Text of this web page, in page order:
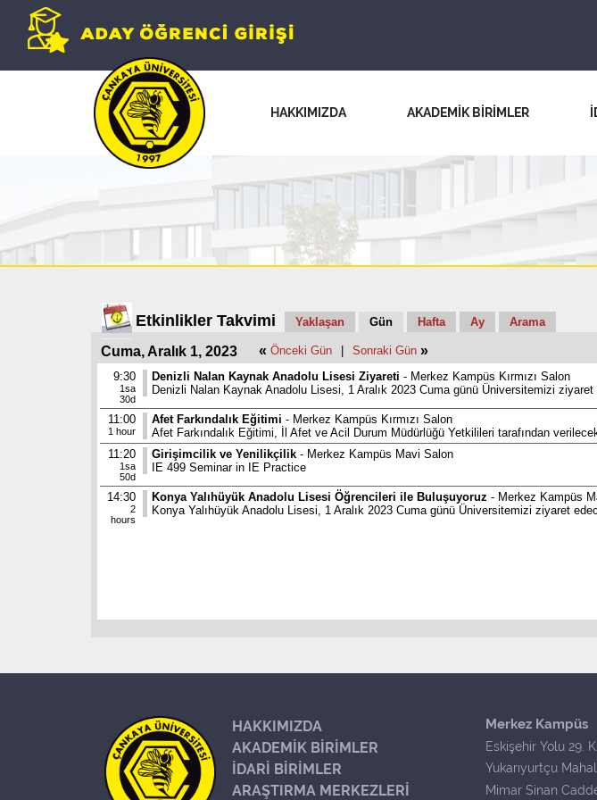
HAKKIMIZDA AKADEMİK BİRİMLER
Etkinlikler Takvimi Yaklaşan Gün Hafta Ay Arama
Cuma, Aralık 1, 2023 « Önceki Gün Sonraki Gün »
9:30
1sa
30d
Denizli Nalan Kaynak Anadolu Lisesi Ziyareti - Merkez Kampüs Kırmızı Salon
Denizli Nalan Kaynak Anadolu Lisesi, 1 Aralık 2023 Cuma günü Üniversitemizi ziyaret
11:00
1 hour
Afet Farkındalık Eğitimi - Merkez Kampüs Kırmızı Salon
Afet Farkındalık Eğitimi, İl Afet ve Acil Durum Müdürlüğü Yetkilileri tarafından
11:20
1sa
50d
Girişimcilik ve Yenilikçilik - Merkez Kampüs Mavi Salon
IE 499 Seminar in IE Practice
14:30
2
hours
Konya Yalıhüyük Anadolu Lisesi Öğrencileri ile Buluşuyoruz - Merkez Kampüs
Konya Yalıhüyük Anadolu Lisesi, 1 Aralık 2023 Cuma günü Üniversitemizi ziyaret
HAKKIMIZDA
AKADEMİK BİRİMLER
İDARİ BİRİMLER
ARAŞTIRMA MERKEZLERİ
Merkez Kampüs
Eskişehir Yolu 29.
Yukarıyurtçu
Mimar Sinan